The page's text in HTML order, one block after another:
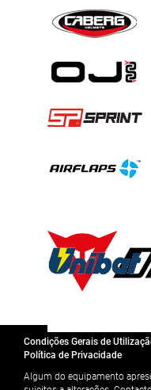
Condições Gerais de
Política de Privacidade
Algum do equipamento